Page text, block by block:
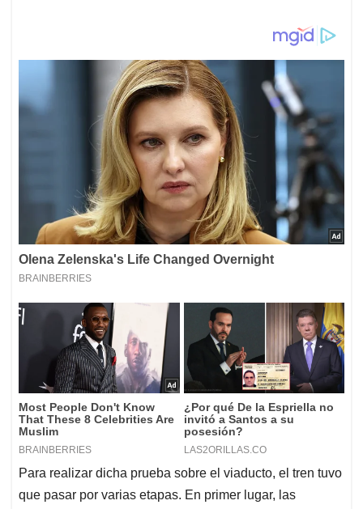
Para realizar dicha prueba sobre el viaducto, el tren tuvo
que pasar por varias etapas. En primer lugar, las